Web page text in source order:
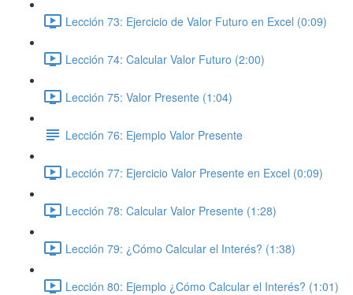
Lección 73: Ejercicio de Valor Futuro en Excel (0:09)
Lección 74: Calcular Valor Futuro (2:00)
Lección 75: Valor Presente (1:04)
Lección 76: Ejemplo Valor Presente
Lección 77: Ejercicio Valor Presente en Excel (0:09)
Lección 78: Calcular Valor Presente (1:28)
Lección 79: ¿Cómo Calcular el Interés? (1:38)
Lección 80: Ejemplo ¿Cómo Calcular el Interés? (1:01)